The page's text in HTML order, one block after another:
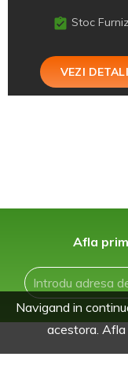
Stoc
VEZI
Afla
Navigand in
acestora. Afla